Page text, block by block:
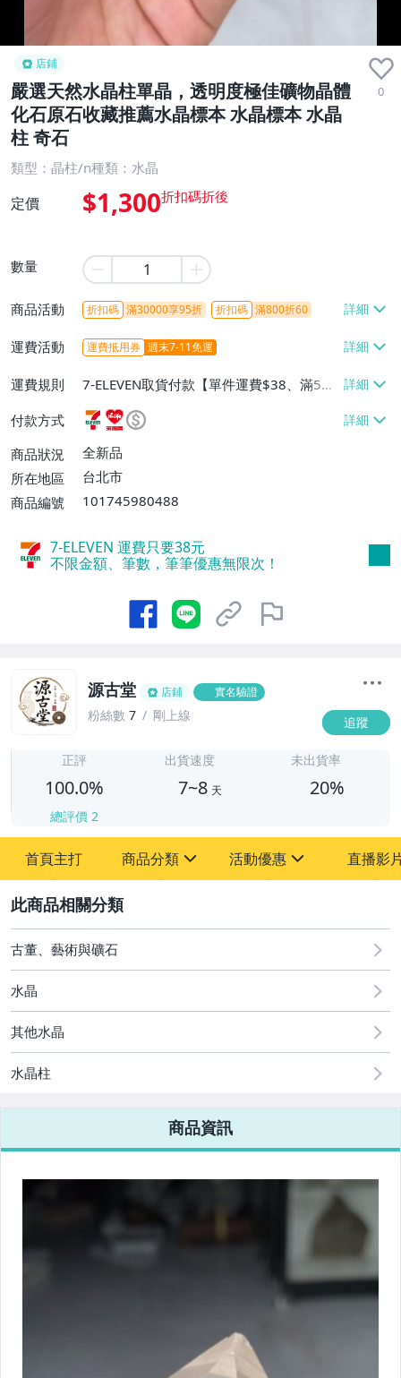
店鋪
嚴選天然水晶柱單晶，透明度極佳礦物晶體
化石原石收藏推薦水晶標本 水晶標本 水晶
柱 奇石
0
類型：晶柱/n種類：水晶
定價 $1,300
數量
商品活動 折扣碼 滿30000享95折 折扣碼 滿800折60
運費活動 運費抵用券 週末7-11免運
運費規則
7-ELEVEN取貨付款【單件運費$38、滿5件
或消費滿$1298免運費】、7-ELEVEN取貨
不付款【免運費】、萊爾富取貨付款【單件
運費$60、滿5件或消費滿$1298免運
費】、宅配/貨運【單件運費$120、滿5件
付款方式
商品狀況
全新品
所在地區
台北市
商品編號
101745980488
7-ELEVEN 運費只要38元
不限金額、筆數，筆筆優惠無限次！
源古堂 店鋪 實名驗證
粉絲數 7 剛上線 追蹤
正評
100.0%
總評價 2
出貨速度
7~8 天
未出貨率
20%
首頁主打 商品分類
其它
活動優惠
[全店] 周年慶
[全店] 粉絲專享
直播影
古董、藝術與礦石
水晶
其他水晶
水晶柱
商品資訊